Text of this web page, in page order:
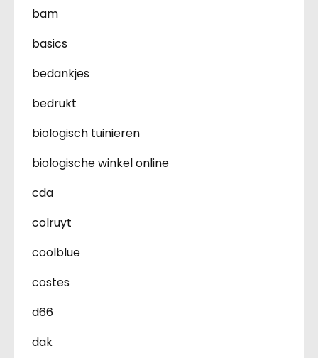
bam
basics
bedankjes
bedrukt
biologisch tuinieren
biologische winkel online
cda
colruyt
coolblue
costes
d66
dak